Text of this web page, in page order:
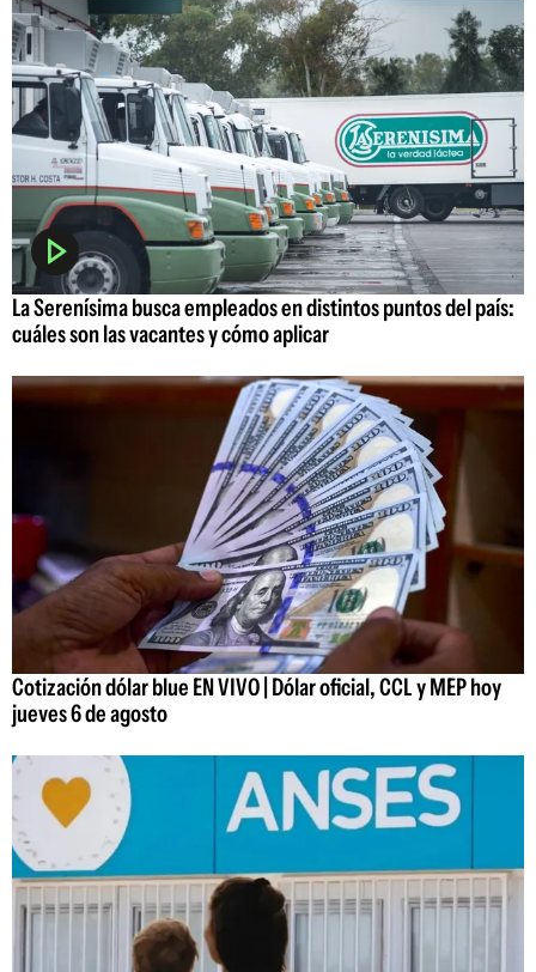
La Serenísima busca empleados en distintos puntos del país:
cuáles son las vacantes y cómo aplicar
Cotización dólar blue EN VIVO | Dólar oficial, CCL y MEP hoy
jueves 6 de agosto